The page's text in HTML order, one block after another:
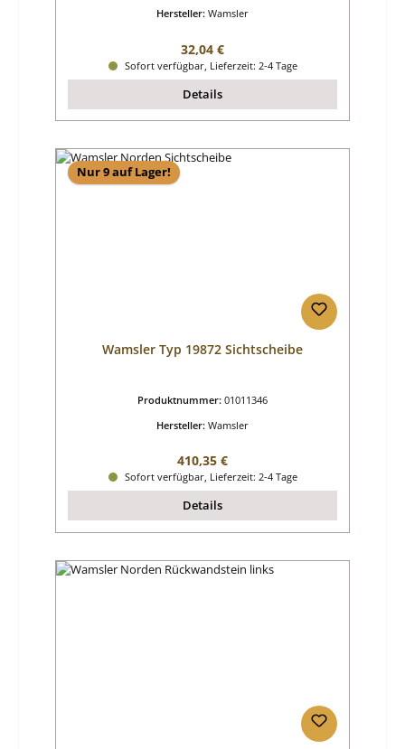
Hersteller: Wamsler
Regulärer Preis:
32,04 €
Sofort verfügbar, Lieferzeit: 2-4 Tage
Details
Nur 9 auf Lager!
Wamsler Typ 19872 Sichtscheibe
Produktnummer: 01011346
Hersteller: Wamsler
Regulärer Preis:
410,35 €
Sofort verfügbar, Lieferzeit: 2-4 Tage
Details